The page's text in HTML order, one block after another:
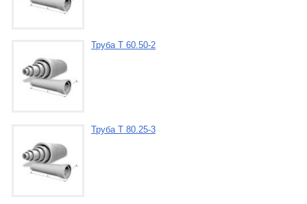
Труба Т 60.50-2
Труба Т 80.25-3